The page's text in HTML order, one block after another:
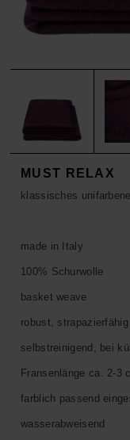
HOSEN
SALE
MUST RELAX
klassisches
made in Italy
100% Schurwolle
basket weave
robust,
selbstreinigend, bei
Fransenlänge ca. 2-3
farblich passend
wasserabweisend